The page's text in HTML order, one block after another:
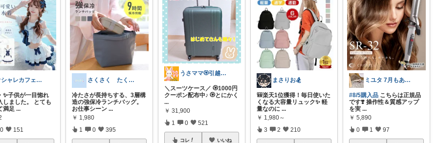
オシャレカフェAtsu🎗 最高の１日を
✨子供が一目惚れ
しました。 とても
満足 ...
0 151
さくさく たくさんの訪問感謝です🙇
冷たさが長持ちする、3層構
造の強保冷ランチバッグ。
お仕事シーン ...
￥ 1,980
1 0 395
うさママ🏵️引越ギフト&ごみ箱＆収納
＼スーツケース／ 🏵️1000円
クーポン配布中♪ 🏵️とにかく
...
￥ 31,900
1 0 521
コレ いいね
まさりお🏂
🎒楽天1位獲得！毎日使いた
くなる大容量リュック✨ 軽
量なのに ...
￥ 1,980～
3 2 210
ミユタ 7月もありがとう🙏💕
#8/5購入品 こちらは正規品
です❣️ 操作性＆質感アップ
を実 ...
￥ 5,890
0 1 97